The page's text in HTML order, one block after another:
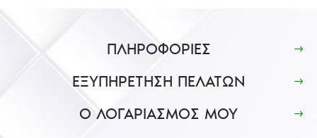
ΠΛΗΡΟΦΟΡΙΕΣ
ΕΞΥΠΗΡΕΤΗΣΗ ΠΕΛΑΤΩΝ
Ο ΛΟΓΑΡΙΑΣΜΟΣ ΜΟΥ